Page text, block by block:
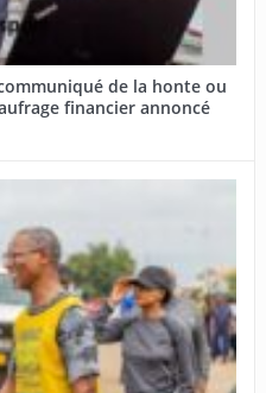
de la honte ou
financier annoncé